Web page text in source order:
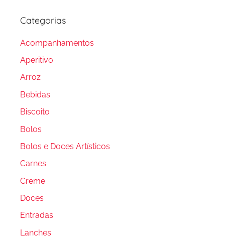
Categorias
Acompanhamentos
Aperitivo
Arroz
Bebidas
Biscoito
Bolos
Bolos e Doces Artísticos
Carnes
Creme
Doces
Entradas
Lanches